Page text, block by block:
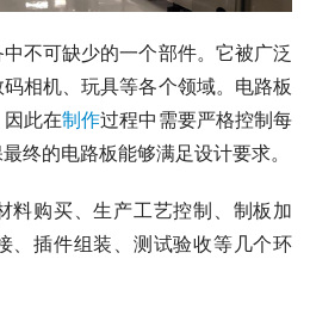
中不可缺少的一个部件。它被广泛
相机、玩具等各个领域。电路板
此在制作过程中需要严格控制每
终的电路板能够满足设计要求。
料购买、生产工艺控制、制板加
、插件组装、测试验收等几个环